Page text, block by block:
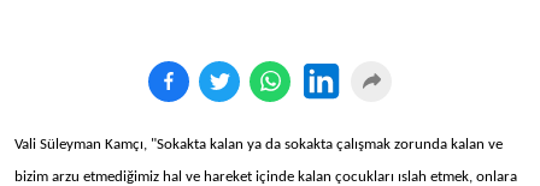
Vali Süleyman Kamçı, "Sokakta kalan ya da sokakta çalışmak zorunda kalan ve
bizim arzu etmediğimiz hal ve hareket içinde kalan çocukları ıslah etmek, onlara